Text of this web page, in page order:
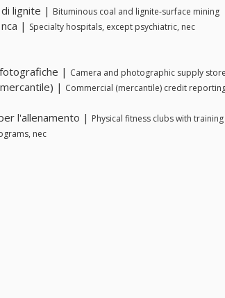
lignite | Bituminous coal and lignite-surface mining
| Specialty hospitals, except psychiatric, nec
| Camera and photographic supply
| Commercial (mercantile) credit
l'allenamento | Physical fitness clubs with
nec